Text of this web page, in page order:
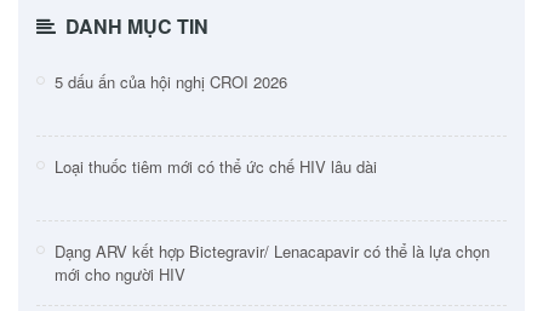
DANH MỤC TIN
5 dấu ấn của hội nghị CROI 2026
Loại thuốc tiêm mới có thể ức chế HIV lâu dài
Dạng ARV kết hợp Bictegravir/ Lenacapavir có thể là lựa chọn
mới cho người HIV